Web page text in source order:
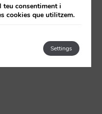
teu consentiment i
cookies que utilitzem.
Settings